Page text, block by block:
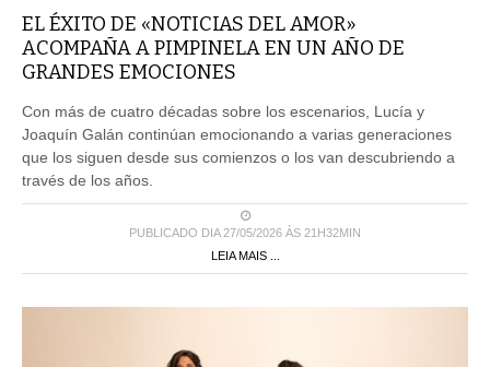
EL ÉXITO DE «NOTICIAS DEL AMOR»
ACOMPAÑA A PIMPINELA EN UN AÑO DE
GRANDES EMOCIONES
Con más de cuatro décadas sobre los escenarios, Lucía y
Joaquín Galán continúan emocionando a varias generaciones
que los siguen desde sus comienzos o los van descubriendo a
través de los años.
PUBLICADO DIA 27/05/2026 ÀS 21H32MIN
LEIA MAIS ...